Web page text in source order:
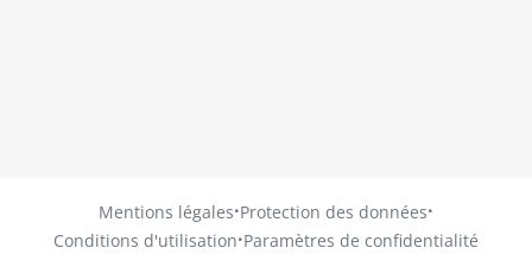
Mentions légales·Protection des données·
Conditions d'utilisation·Paramètres de confidentialité